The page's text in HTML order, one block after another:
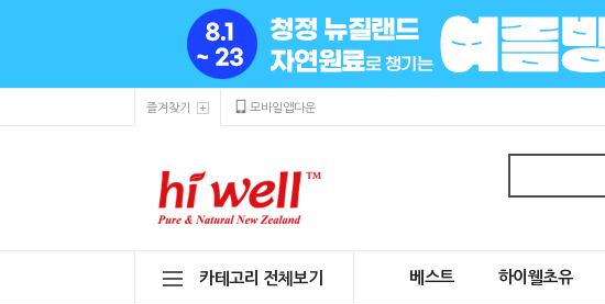
즐겨찾기 모바일앱다운
카테고리 전체보기 베스트 하이웰초유